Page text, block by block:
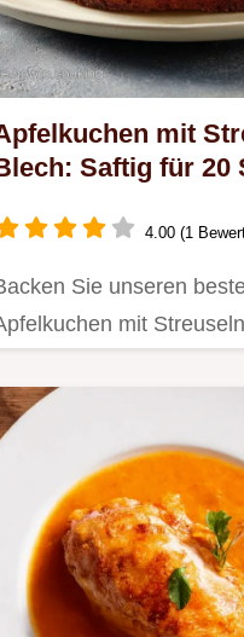
mit
Saftig für 20
4.00 (1
Sie unseren
mit